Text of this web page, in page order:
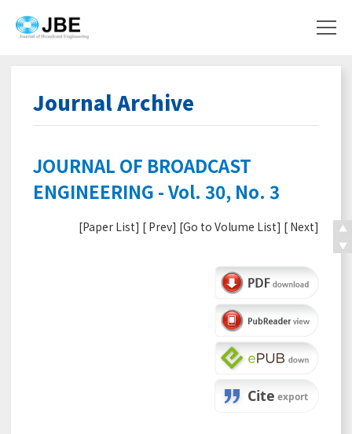
Journal Archive
JOURNAL OF BROADCAST
ENGINEERING - Vol. 30, No. 3
[Paper List] [ Prev] [Go to Volume List] [ Next]